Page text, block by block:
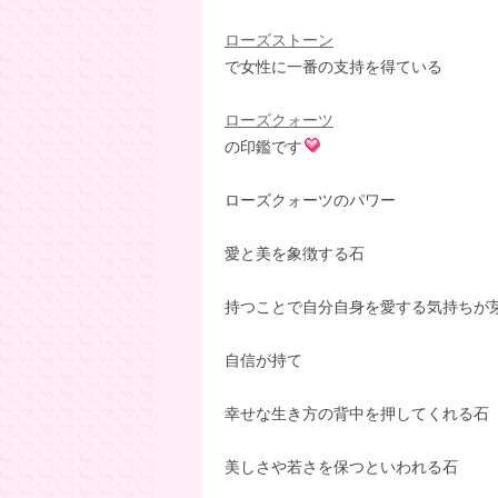
ローズストーン
で女性に一番の支持を得ている
ローズクォーツ
の印鑑です
ローズクォーツのパワー
愛と美を象徴する石
持つことで自分自身を愛する気持ちが
自信が持て
幸せな生き方の背中を押してくれる石
美しさや若さを保つといわれる石